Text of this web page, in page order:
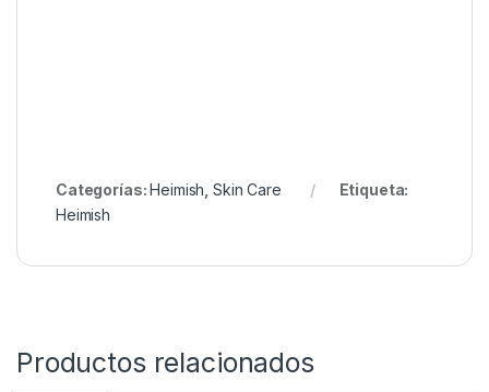
Categorías:Heimish ,Skin Care
Etiqueta:
Heimish
Productos relacionados